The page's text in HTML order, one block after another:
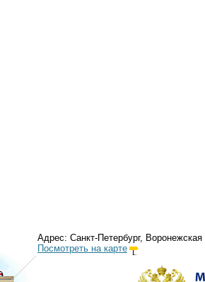
Адрес: Санкт-Петербург,
Посмотреть на карте